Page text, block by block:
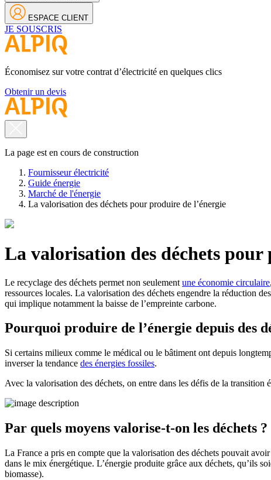
ESPACE CLIENT
JE SOUSCRIS
Économisez sur votre contrat d’électricité en quelques clics
Obtenir un devis
La page est en cours de construction
Fournisseur électricité
Guide énergie
Marché de l'énergie
La valorisation des déchets pour produire de l’énergie
La valorisation des déchets pour
Le recyclage des déchets permet non seulement une économie circulaire
ressources locales. La valorisation des déchets engendre la réduction
qui implique notamment la baisse de l’empreinte carbone.
Pourquoi produire de l’énergie depuis des
Si certains milieux comme le médical ou le bâtiment ont depuis
inverser la tendance des énergies fossiles.
Avec la valorisation des déchets, on entre dans les défis de la transition
Par quels moyens valorise-t-on les déchets ?
La France a pris en compte que la valorisation des déchets pouvait
dans le mix énergétique. L’énergie produite grâce aux déchets, qu’ils
biomasse).